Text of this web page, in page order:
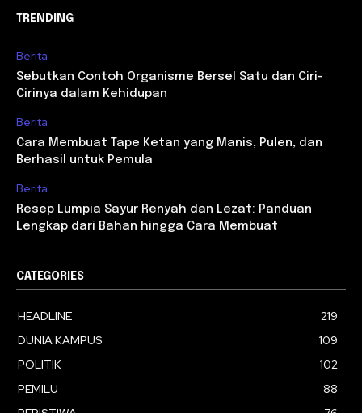
TRENDING
Berita
Sebutkan Contoh Organisme Bersel Satu dan Ciri-
Cirinya dalam Kehidupan
Berita
Cara Membuat Tape Ketan yang Manis, Pulen, dan
Berhasil untuk Pemula
Berita
Resep Lumpia Sayur Renyah dan Lezat: Panduan
Lengkap dari Bahan hingga Cara Membuat
CATEGORIES
HEADLINE
219
DUNIA KAMPUS
109
POLITIK
102
PEMILU
88